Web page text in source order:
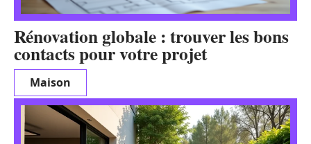
Rénovation globale : trouver les bons
contacts pour votre projet
Maison